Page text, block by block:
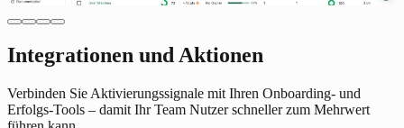
Integrationen und Aktionen
Verbinden Sie Aktivierungssignale mit Ihren Onboarding- und
Erfolgs-Tools – damit Ihr Team Nutzer schneller zum Mehrwert